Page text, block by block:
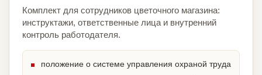
Комплект для сотрудников цветочного магазина:
инструктажи, ответственные лица и внутренний
контроль работодателя.
положение о системе управления охраной труда